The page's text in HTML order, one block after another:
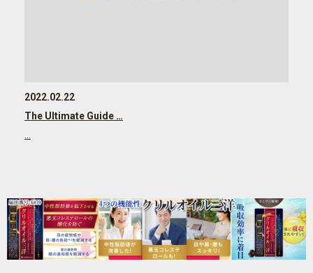
2022.02.22
The Ultimate Guide …